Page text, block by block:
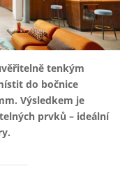
tenkým
do bočnice
. Výsledkem je
prvků – ideální